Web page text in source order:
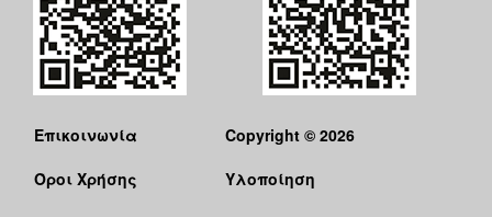
Επικοινωνία
Όροι Χρήσης
Copyright © 2026
Υλοποίηση